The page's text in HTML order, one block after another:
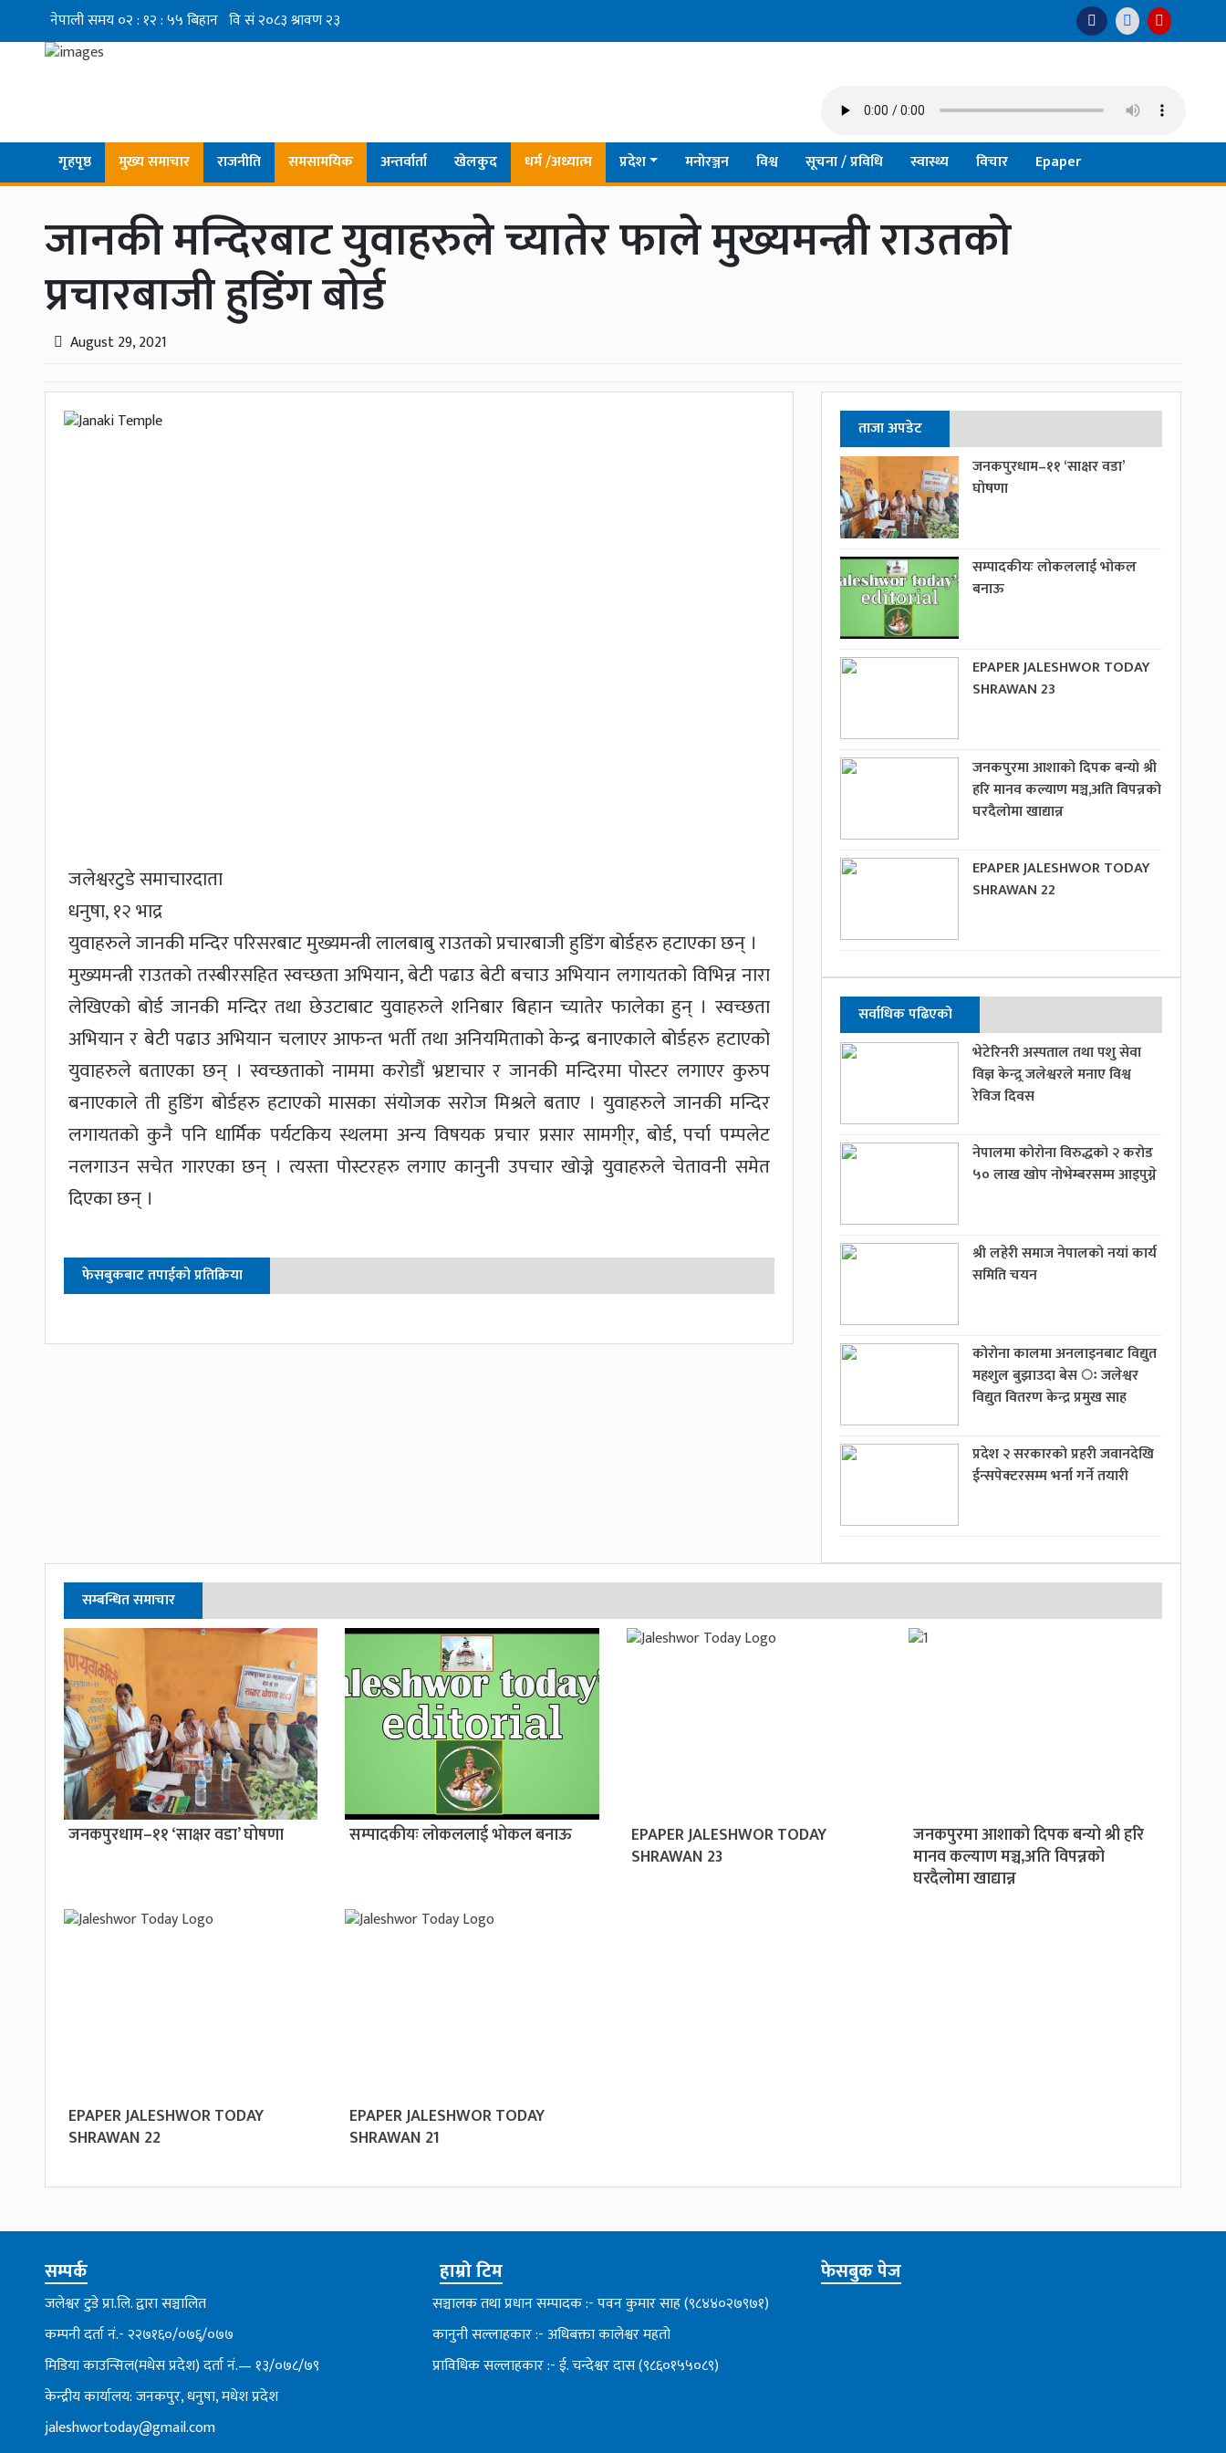
गृहपृष्ठ मुख्य समाचार राजनीति समसामयिक अन्तर्वार्ता खेलकुद धर्म /अध्यात्म प्रदेश मनोरञ्जन विश्व सूचना / प्रविधि स्वास्थ्य विचार Epaper
जानकी मन्दिरबाट युवाहरुले च्यातेर फाले मुख्यमन्त्री राउतको
प्रचारबाजी हुडिंग बोर्ड
August 29, 2021
जलेश्वरटुडे समाचारदाता
धनुषा, १२ भाद्र
युवाहरुले जानकी मन्दिर परिसरबाट मुख्यमन्त्री लालबाबु राउतको प्रचारबाजी हुडिंग बोर्डहरु हटाएका छन् ।
मुख्यमन्त्री राउतको तस्बीरसहित स्वच्छता अभियान, बेटी पढाउ बेटी बचाउ अभियान लगायतको विभिन्न नारा
लेखिएको बोर्ड जानकी मन्दिर तथा छेउटाबाट युवाहरुले शनिबार बिहान च्यातेर फालेका हुन् । स्वच्छता
अभियान र बेटी पढाउ अभियान चलाएर आफन्त भर्ती तथा अनियमिताको केन्द्र बनाएकाले बोर्डहरु हटाएको
युवाहरुले बताएका छन् । स्वच्छताको नाममा करोडौं भ्रष्टाचार र जानकी मन्दिरमा पोस्टर लगाएर कुरुप
बनाएकाले ती हुडिंग बोर्डहरु हटाएको मासका संयोजक सरोज मिश्रले बताए । युवाहरुले जानकी मन्दिर
लगायतको कुनै पनि धार्मिक पर्यटकिय स्थलमा अन्य विषयक प्रचार प्रसार सामगी्र, बोर्ड, पर्चा पम्पलेट
नलगाउन सचेत गारएका छन् । त्यस्ता पोस्टरहरु लगाए कानुनी उपचार खोज्ने युवाहरुले चेतावनी समेत
दिएका छन् ।
फेसबुकबाट तपाईको प्रतिक्रिया
ताजा अपडेट
जनकपुरधाम–११ ‘साक्षर वडा’
घोषणा
सम्पादकीयः लोकललाई भोकल
बनाऊ
EPAPER JALESHWOR TODAY
SHRAWAN 23
जनकपुरमा आशाको दिपक बन्यो श्री
हरि मानव कल्याण मञ्च,अति विपन्नको
घरदैलोमा खाद्यान्न
EPAPER JALESHWOR TODAY
SHRAWAN 22
सर्वाधिक पढिएको
भेटेरिनरी अस्पताल तथा पशु सेवा
विज्ञ केन्द्र्र जलेश्वरले मनाए विश्व
रेविज दिवस
नेपालमा कोरोना विरुद्धको २ करोड
५० लाख खोप नोभेम्बरसम्म आइपुग्ने
श्री लहेरी समाज नेपालको नयां कार्य
समिति चयन
कोरोना कालमा अनलाइनबाट विद्युत
महशुल बुझाउदा बेस ः जलेश्वर
विद्युत वितरण केन्द्र प्रमुख साह
प्रदेश २ सरकारको प्रहरी जवानदेखि
ईन्सपेक्टरसम्म भर्ना गर्ने तयारी
सम्बन्धित समाचार
जनकपुरधाम–११ ‘साक्षर वडा’ घोषणा सम्पादकीयः लोकललाई भोकल बनाऊ
EPAPER JALESHWOR TODAY
SHRAWAN 23
जनकपुरमा आशाको दिपक बन्यो श्री हरि
मानव कल्याण मञ्च,अति विपन्नको
घरदैलोमा खाद्यान्न
EPAPER JALESHWOR TODAY
SHRAWAN 22
EPAPER JALESHWOR TODAY
SHRAWAN 21
सम्पर्क
जलेश्वर टुडे प्रा.लि. द्वारा सञ्चालित
कम्पनी दर्ता नं.- २२७१६०/०७६्/०७७
मिडिया काउन्सिल(मधेस प्रदेश) दर्ता नं.— १३/०७८/७९
केन्द्रीय कार्यालय: जनकपुर, धनुषा, मधेश प्रदेश
jaleshwortoday@gmail.com
हाम्रो टिम
सञ्चालक तथा प्रधान सम्पादक :- पवन कुमार साह (९८४४०२७९७१)
कानुनी सल्लाहकार :- अधिबक्ता कालेश्वर महतो
प्राविधिक सल्लाहकार :- ई. चन्देश्वर दास (९८६०१५५०८९)
फेसबुक पेज